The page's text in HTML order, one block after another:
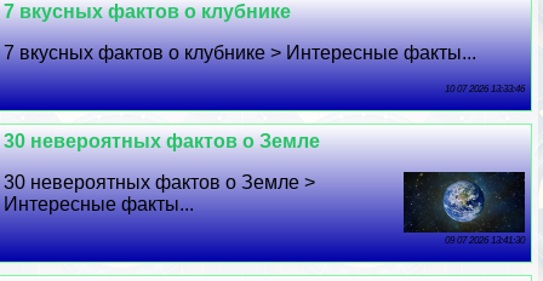
7 вкусных фактов о клубнике
7 вкусных фактов о клубнике > Интересные факты...
10 07 2026 13:33:46
30 невероятных фактов о Земле
30 невероятных фактов о Земле >
Интересные факты...
09 07 2026 13:41:30